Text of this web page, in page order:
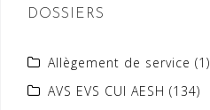
DOSSIERS
Allègement de service (1)
AVS EVS CUI AESH (134)